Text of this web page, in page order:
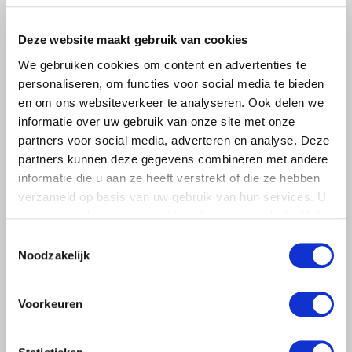
Deze website maakt gebruik van cookies
We gebruiken cookies om content en advertenties te
personaliseren, om functies voor social media te bieden
en om ons websiteverkeer te analyseren. Ook delen we
informatie over uw gebruik van onze site met onze
partners voor social media, adverteren en analyse. Deze
partners kunnen deze gegevens combineren met andere
informatie die u aan ze heeft verstrekt of die ze hebben
verzameld op basis van uw gebruik van hun services. U
Noodzakelijk
Voorkeuren
leden op om op vrijdagochtend 14 augustus massaal naar
komen…
Lees meer